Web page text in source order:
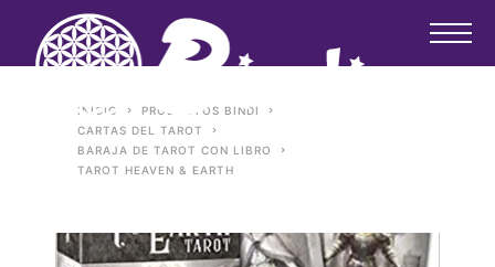
INICIO
PRODUCTOS BINDI
CARTAS DEL TAROT
BARAJA DE TAROT CON LIBRO
TAROT HEAVEN & EARTH